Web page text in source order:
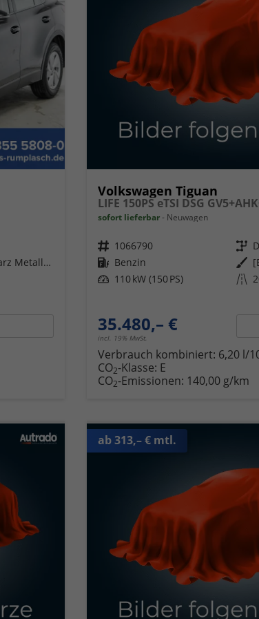
Grenadillschwarz Metallic (0E)
Volkswagen Tiguan
sofort lieferbar Neuwagen
Fahrzeugnr. 1066790 Getriebe
Kraftstoff Benzin Außenfarbe
Leistung 110 kW (150 PS) Kilometerstand
35.480,– €
incl. 19% MwSt.
Verbrauch kombiniert: 6,20 l/
CO2-Klasse: E
CO2-Emissionen: 140,00 g/km
ab 313,– € mtl.